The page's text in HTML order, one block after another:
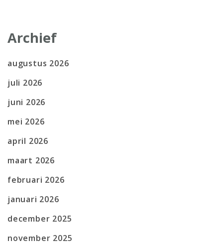
Archief
augustus 2026
juli 2026
juni 2026
mei 2026
april 2026
maart 2026
februari 2026
januari 2026
december 2025
november 2025